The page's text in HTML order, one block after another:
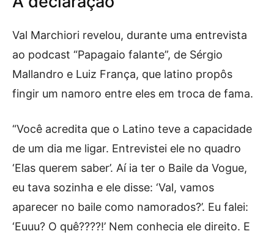
Val Marchiori revelou, durante uma entrevista
ao podcast “Papagaio falante”, de Sérgio
Mallandro e Luiz França, que latino propôs
fingir um namoro entre eles em troca de fama.
“Você acredita que o Latino teve a capacidade
de um dia me ligar. Entrevistei ele no quadro
‘Elas querem saber’. Aí ia ter o Baile da Vogue,
eu tava sozinha e ele disse: ‘Val, vamos
aparecer no baile como namorados?’. Eu falei:
‘Euuu? O quê????!’ Nem conhecia ele direito. E